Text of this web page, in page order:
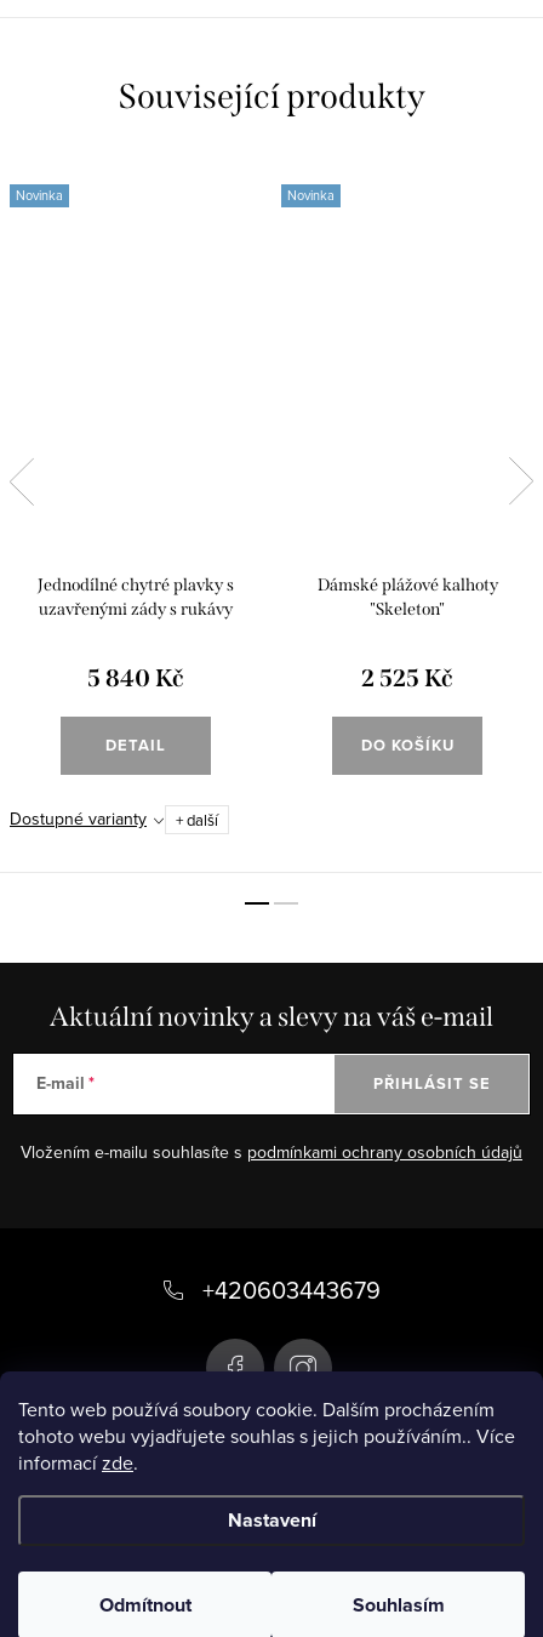
Tento web používá soubory cookie. Dalším procházením
tohoto webu vyjadřujete souhlas s jejich používáním.. Více
informacízde.
Nastavení
Odmítnout Souhlasím
Související produkty
Novinka
Jednodílné chytré plavky s
uzavřenými zády s rukávy
5 840 Kč
DETAIL
Dostupné varianty + další
Novinka
Dámské plážové kalhoty
"Skeleton"
2 525 Kč
DO KOŠÍKU
Aktuální novinky a slevy na váš e-mail
E-mail
Vložením e-mailu souhlasíte s podmínkami ochrany osobních údajů
PŘIHLÁSIT SE
a
Infobox
+420603443679
vyhrazena.